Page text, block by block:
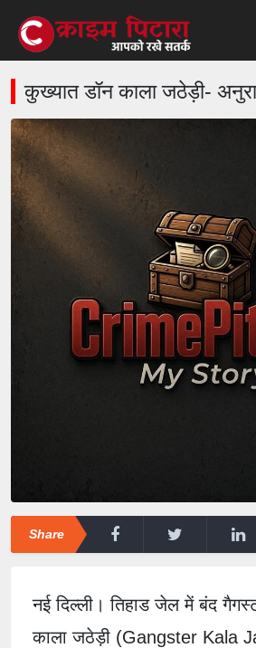
कुख्यात डॉन काला जठेड़ी-
Share
नई दिल्ली। तिहाड जेल में बंद
काला जठेड़ी (Gangster Kala